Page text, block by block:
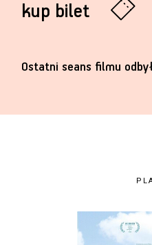
kup bilet
Ostatni seans filmu